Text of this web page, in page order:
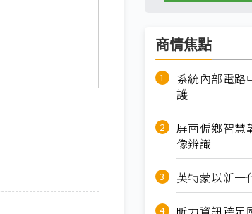
商情焦點
系統內部電路
護
屏南偏鄉智慧
像辨識
英特蒙以新一